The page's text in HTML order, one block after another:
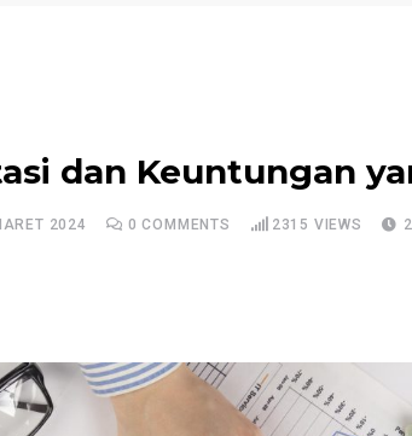
dan Keuntungan
2024 0 COMMENTS 2315 VIEWS